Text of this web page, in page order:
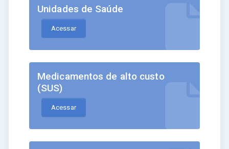
Unidades de Saúde
Acessar
Medicamentos de alto custo
(SUS)
Acessar